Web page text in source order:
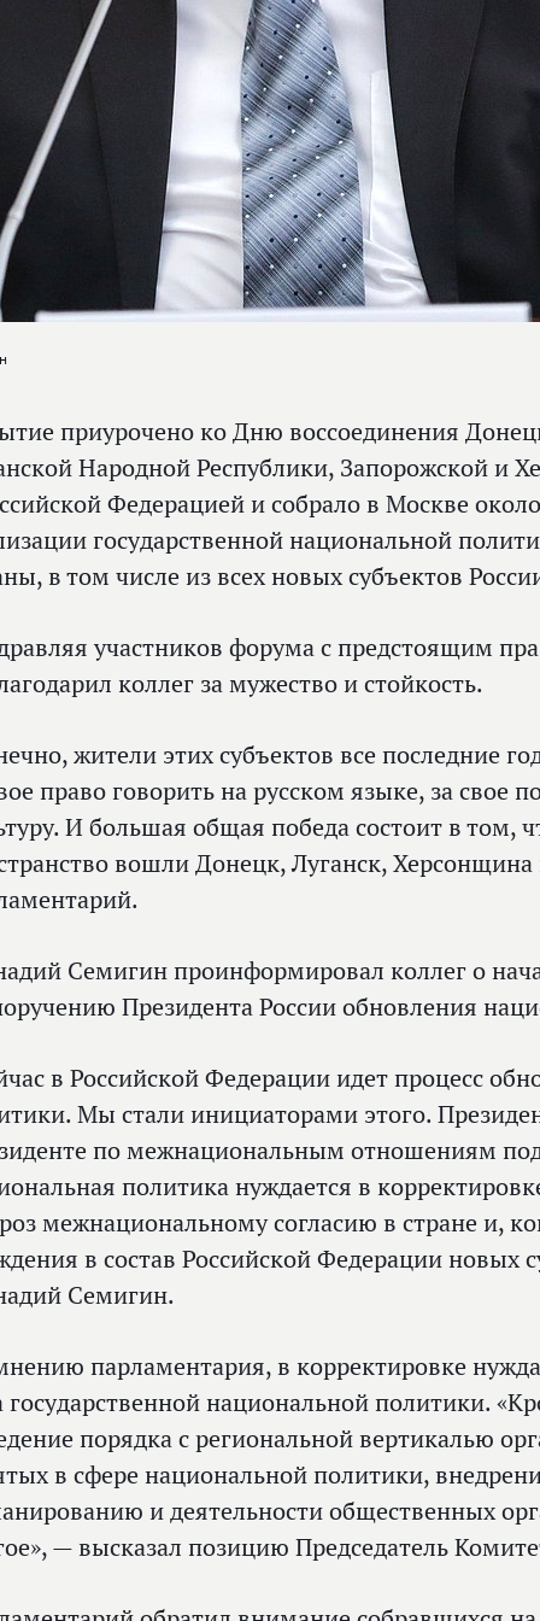
приурочено ко Дню воссоединения
Народной Республики, Запорожской и
Федерацией и собрало в Москве
государственной национальной
в том числе из всех новых субъектов
участников форума с предстоящим
коллег за мужество и стойкость.
жители этих субъектов все последние
право говорить на русском языке, за свое
И большая общая победа состоит в том,
вошли Донецк, Луганск,
Семигин проинформировал коллег о
Президента России обновления
в Российской Федерации идет процесс
Мы стали инициаторами этого.
по межнациональным отношениям
политика нуждается в
межнациональному согласию в стране и,
в состав Российской Федерации новых
Семигин.
парламентария, в корректировке
государственной национальной политики.
порядка с региональной вертикалью
в сфере национальной политики,
и деятельности общественных
— высказал позицию Председатель